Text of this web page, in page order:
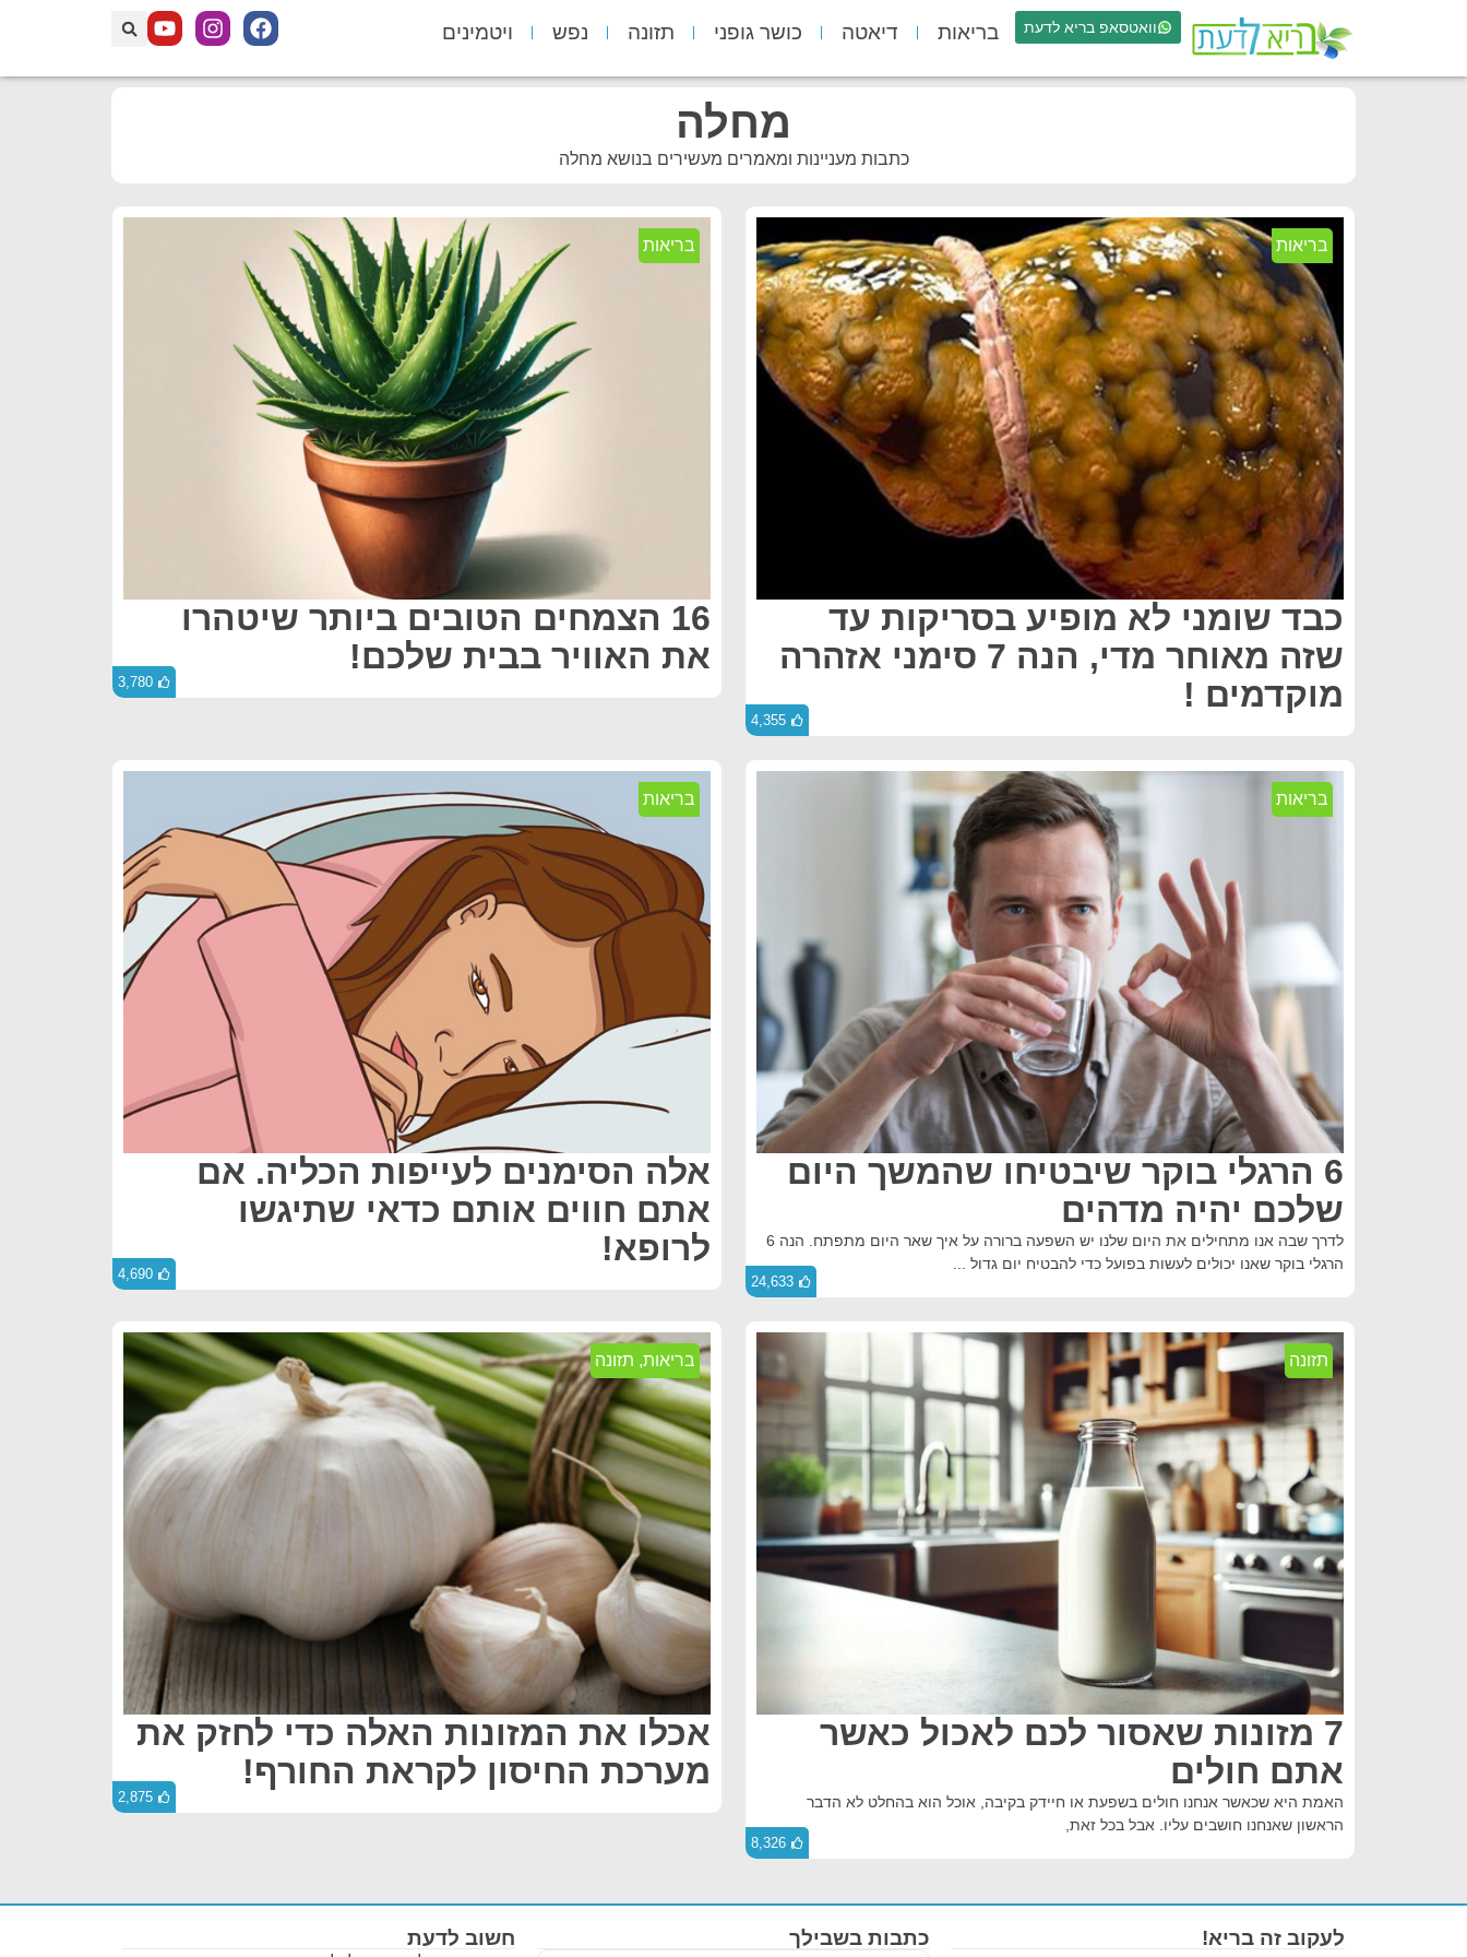
וואטסאפ בריא לדעת בריאות דיאטה כושר גופני תזונה נפש ויטמינים
מחלה
כתבות מעניינות ומאמרים מעשירים בנושא מחלה
בריאות
כבד שומני לא מופיע בסריקות עד
שזה מאוחר מדי, הנה 7 סימני אזהרה
מוקדמים !
4,355
בריאות
16 הצמחים הטובים ביותר שיטהרו
את האוויר בבית שלכם!
3,780
בריאות
6 הרגלי בוקר שיבטיחו שהמשך היום
שלכם יהיה מדהים
לדרך שבה אנו מתחילים את היום שלנו יש השפעה ברורה על איך שאר היום מתפתח. הנה 6
הרגלי בוקר שאנו יכולים לעשות בפועל כדי להבטיח יום גדול ...
24,633
בריאות
אלה הסימנים לעייפות הכליה. אם
אתם חווים אותם כדאי שתיגשו
לרופא!
4,690
תזונה
7 מזונות שאסור לכם לאכול כאשר
אתם חולים
האמת היא שכאשר אנחנו חולים בשפעת או חיידק בקיבה, אוכל הוא בהחלט לא הדבר
הראשון שאנחנו חושבים עליו. אבל בכל זאת,
8,326
בריאות, תזונה
אכלו את המזונות האלה כדי לחזק את
מערכת החיסון לקראת החורף!
2,875
חשוב לדעת כתבות בשבילך לעקוב זה בריא!